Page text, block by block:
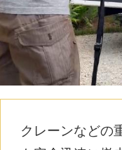
クレーンなどの